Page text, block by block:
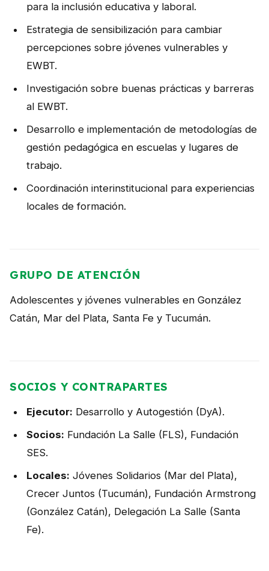
para la inclusión educativa y laboral.
Estrategia de sensibilización para cambiar
percepciones sobre jóvenes vulnerables y
EWBT.
Investigación sobre buenas prácticas y barreras
al EWBT.
Desarrollo e implementación de metodologías de
gestión pedagógica en escuelas y lugares de
trabajo.
Coordinación interinstitucional para experiencias
locales de formación.
GRUPO DE ATENCIÓN
Adolescentes y jóvenes vulnerables en González
Catán, Mar del Plata, Santa Fe y Tucumán.
SOCIOS Y CONTRAPARTES
Ejecutor: Desarrollo y Autogestión (DyA).
Socios: Fundación La Salle (FLS), Fundación
SES.
Locales: Jóvenes Solidarios (Mar del Plata),
Crecer Juntos (Tucumán), Fundación Armstrong
(González Catán), Delegación La Salle (Santa
Fe).